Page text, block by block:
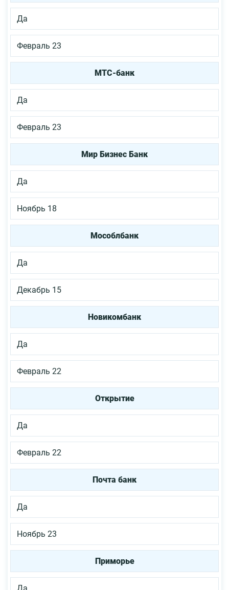
Да
Февраль 23
МТС-банк
Да
Февраль 23
Мир Бизнес Банк
Да
Ноябрь 18
Мособлбанк
Да
Декабрь 15
Новикомбанк
Да
Февраль 22
Открытие
Да
Февраль 22
Почта банк
Да
Ноябрь 23
Приморье